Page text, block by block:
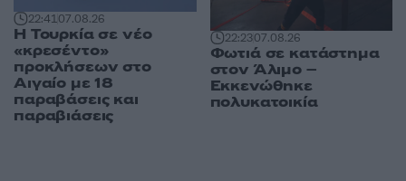
22:4107.08.26
Η Τουρκία σε νέο
«κρεσέντο»
προκλήσεων στο
Αιγαίο με 18
παραβάσεις και
παραβιάσεις
22:2307.08.26
Φωτιά σε κατάστημα
στον Άλιμο –
Εκκενώθηκε
πολυκατοικία